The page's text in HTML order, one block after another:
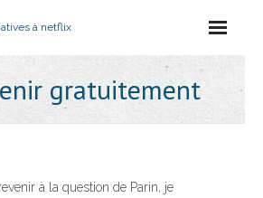
à netflix
gratuitement
à la question de Parin, je